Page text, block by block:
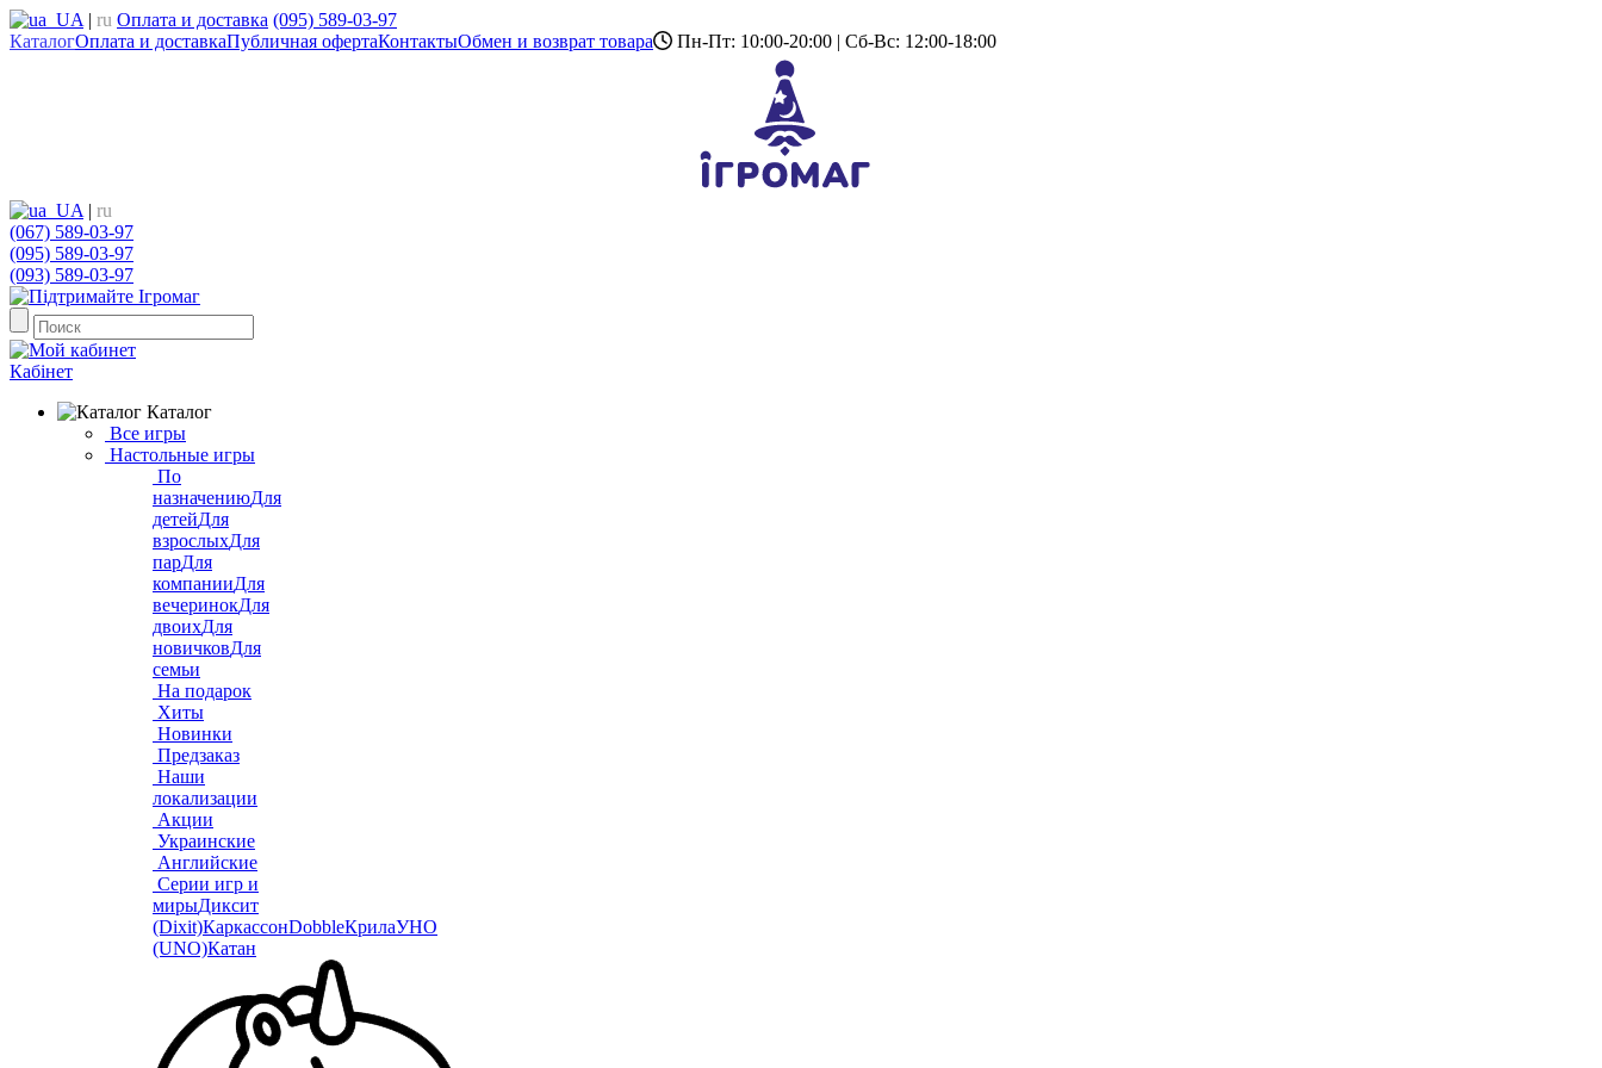
UA | ru Оплата и доставка (095) 589-03-97
КаталогОплата и доставкаПубличная офертаКонтактыОбмен и возврат товара Пн-Пт: 10:00-20:00 | Сб-Вс: 12:00-18:00
UA | ru
(067) 589-03-97
(095) 589-03-97
(093) 589-03-97
Кабінет
Каталог
Все игры
Настольные игры
По
назначениюДля
детейДля
взрослыхДля
парДля
компанииДля
вечеринокДля
двоихДля
новичковДля
семьи
На подарок
Хиты
Новинки
Предзаказ
Наши
локализации
Акции
Украинские
Английские
Серии игр и
мирыДиксит
(Dixit)КаркассонDobbleКрилаУНО
(UNO)Катан